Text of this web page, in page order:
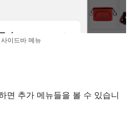
사이드바 메뉴
면 추가 메뉴들을 볼 수 있습니